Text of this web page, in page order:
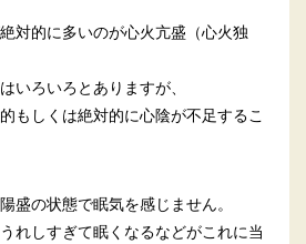
対的に多いのが心火亢盛（心火独
いろいろとありますが、
もしくは絶対的に心陰が不足するこ
盛の状態で眠気を感じません。
れしすぎて眠くなるなどがこれに当